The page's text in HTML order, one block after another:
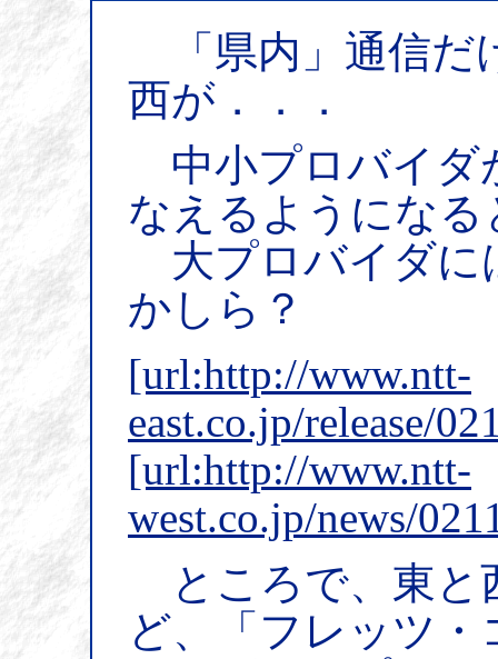
「県内」通信だ
西が．．．
中小プロバイダ
なえるようにな
大プロバイダに
かしら？
[url:http://www.ntt-
east.co.jp/release/
[url:http://www.ntt-
west.co.jp/news/
ところで、東と
ど、「フレッツ